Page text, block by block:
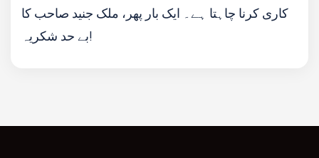
کاری کرنا چاہتا ہے۔ ایک بار پھر، ملک جنید صاحب کا
بے حد شکریہ!